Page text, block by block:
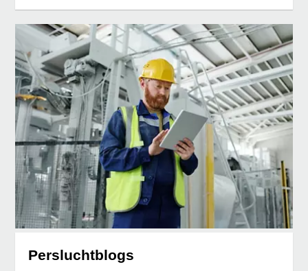
Persluchtblogs